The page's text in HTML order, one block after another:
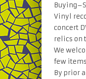
Vinyl
concert
relics on
We
few
By prior